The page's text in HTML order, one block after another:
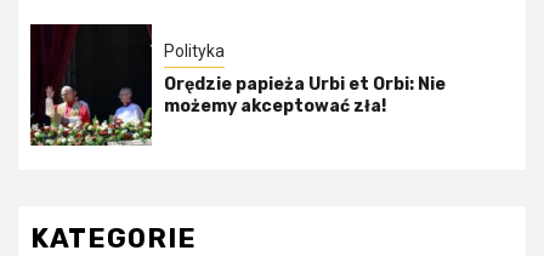
Polityka
Orędzie papieża Urbi et Orbi: Nie
możemy akceptować zła!
KATEGORIE